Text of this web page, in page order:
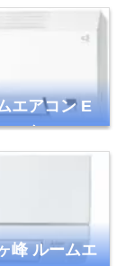
エアコン E
年モデル
峰 ルームエ